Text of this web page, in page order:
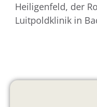
Heiligenfeld, der
Luitpoldklinik in